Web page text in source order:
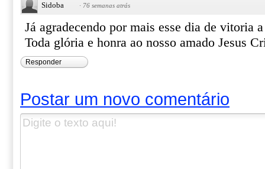
Sidoba · 76 semanas atrás
Já agradecendo por mais esse dia de vitoria
Toda glória e honra ao nosso amado Jesus
Responder
Postar um novo comentário